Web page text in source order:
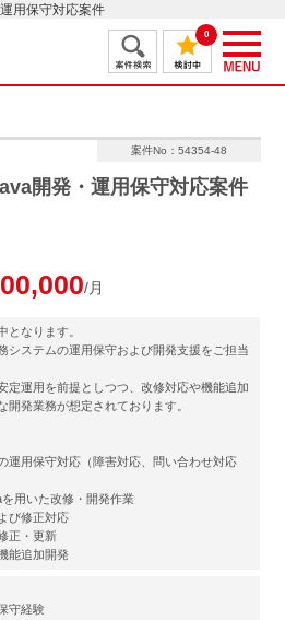
用保守対応案件
0
案件No：54354-48
開発・運用保守対応案件
/月
となります。
システムの運用保守および開発支援をご担当
定運用を前提としつつ、改修対応や機能追加
開発業務が想定されております。
運用保守対応（障害対応、問い合わせ対応
を用いた改修・開発作業
び修正対応
正・更新
能追加開発
守経験